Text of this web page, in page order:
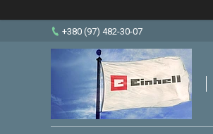
+380 (97) 482-30-07